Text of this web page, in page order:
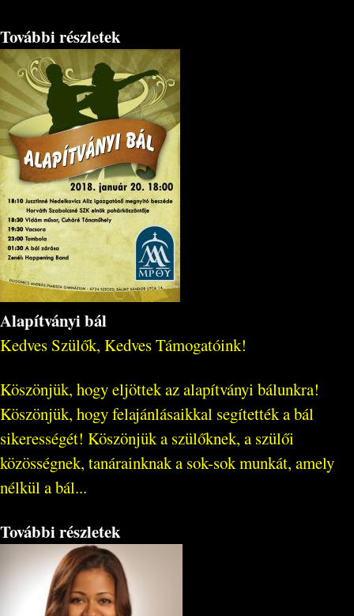
További részletek
Alapítványi bál
Kedves Szülők, Kedves Támogatóink!
Köszönjük, hogy eljöttek az alapítványi bálunkra!
Köszönjük, hogy felajánlásaikkal segítették a bál
sikerességét! Köszönjük a szülőknek, a szülői
közösségnek, tanárainknak a sok-sok munkát, amely
nélkül a bál...
További részletek